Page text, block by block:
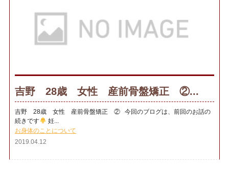
吉野 28歳 女性 産前骨盤矯正 ②...
吉野 28歳 女性 産前骨盤矯正 ② 今回のブログは、前回のお話の
続きです
妊...
お身体のことについて
2019.04.12